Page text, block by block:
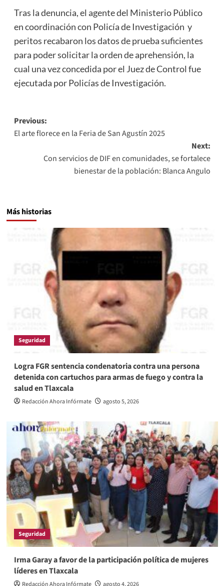
Tras la denuncia, el agente del Ministerio Público
en coordinación con Policía de Investigación y
peritos recabaron los datos de prueba suficientes
para poder solicitar la orden de aprehensión, la
cual una vez concedida por el Juez de Control fue
ejecutada por Policías de Investigación.
Post
navigation
Previous:
El arte florece en la Feria de San Agustín 2025
Next:
Con servicios de DIF en comunidades, se fortalece
bienestar de la población: Blanca Angulo
Más historias
Seguridad
Logra FGR sentencia condenatoria contra una persona
detenida con cartuchos para armas de fuego y contra la
salud en Tlaxcala
Redacción Ahora Infórmate agosto 5, 2026
Seguridad
Irma Garay a favor de la participación política de mujeres
líderes en Tlaxcala